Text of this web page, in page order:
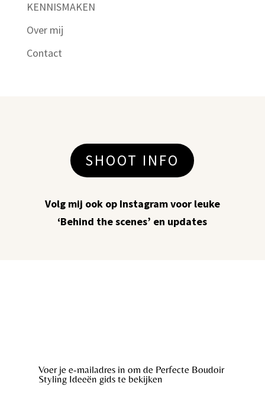
KENNISMAKEN
Over mij
Contact
SHOOT INFO
Volg mij ook op Instagram voor leuke
‘Behind the scenes’ en updates
Voer je e-mailadres in om de Perfecte Boudoir
Styling Ideeën gids te bekijken